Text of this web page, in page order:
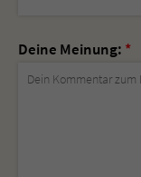
Deine Meinung: *